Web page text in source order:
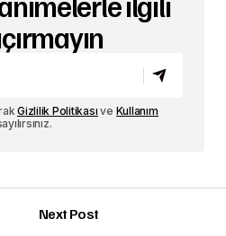
Gizlilik Politikası ve Kullanım
Next Post